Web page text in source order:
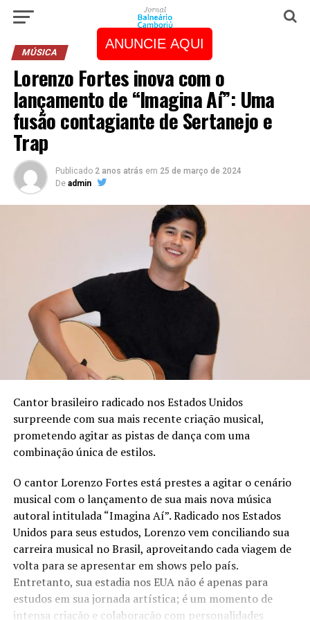
ANUNCIE AQUI
MÚSICA
Lorenzo Fortes inova com o
lançamento de “Imagina Aí”: Uma
fusão contagiante de Sertanejo e
Trap
Publicado 2 anos atrás em 25 de março de 2024
De admin
Cantor brasileiro radicado nos Estados Unidos
surpreende com sua mais recente criação musical,
prometendo agitar as pistas de dança com uma
combinação única de estilos.
O cantor Lorenzo Fortes está prestes a agitar o cenário
musical com o lançamento de sua mais nova música
autoral intitulada “Imagina Aí”. Radicado nos Estados
Unidos para seus estudos, Lorenzo vem conciliando sua
carreira musical no Brasil, aproveitando cada viagem de
volta para se apresentar em shows pelo país.
Entretanto, sua estadia nos EUA não é apenas para
estudos em sua jornada artística; é um momento de
intensa criação e colaboração com personalidades